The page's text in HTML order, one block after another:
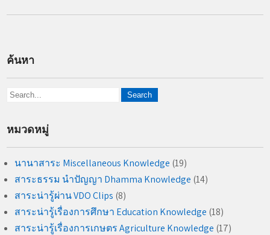
ค้นหา
หมวดหมู่
นานาสาระ Miscellaneous Knowledge (19)
สาระธรรม นำปัญญา Dhamma Knowledge (14)
สาระน่ารู้ผ่าน VDO Clips (8)
สาระน่ารู้เรื่องการศึกษา Education Knowledge (18)
สาระน่ารู้เรื่องการเกษตร Agriculture Knowledge (17)